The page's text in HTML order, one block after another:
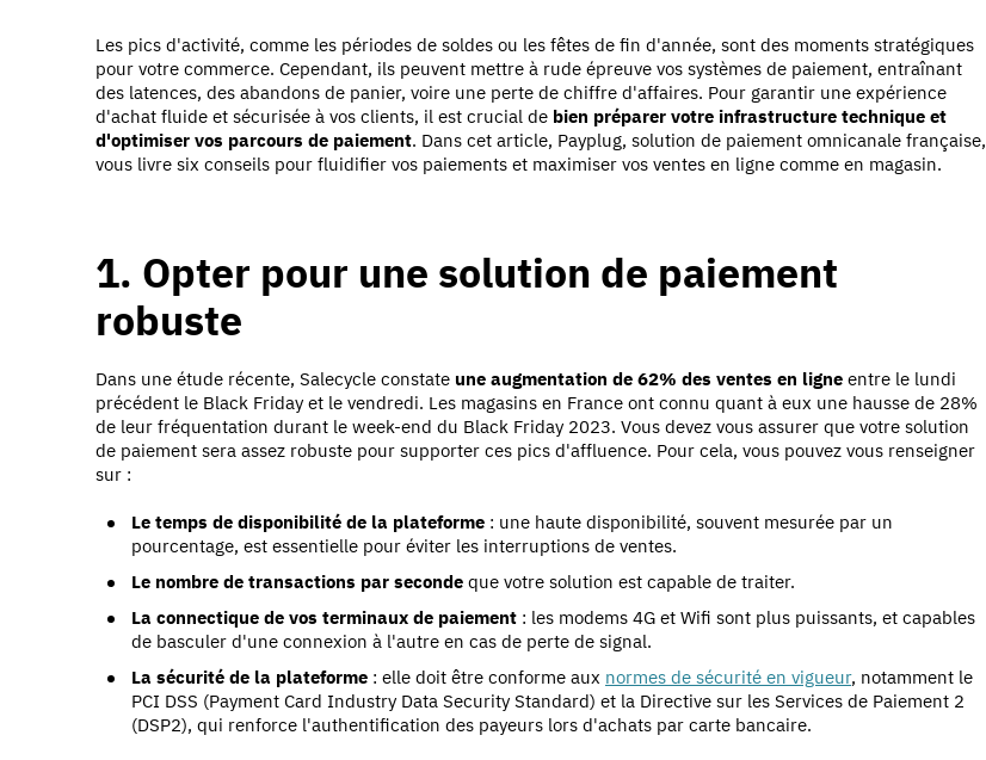
Les pics d'activité, comme les périodes de soldes ou les fêtes de fin d'année, sont des moments stratégiques
pour votre commerce. Cependant, ils peuvent mettre à rude épreuve vos systèmes de paiement, entraînant
des latences, des abandons de panier, voire une perte de chiffre d'affaires. Pour garantir une expérience
d'achat fluide et sécurisée à vos clients, il est crucial de bien préparer votre infrastructure technique et
d'optimiser vos parcours de paiement. Dans cet article, Payplug, solution de paiement omnicanale française,
vous livre six conseils pour fluidifier vos paiements et maximiser vos ventes en ligne comme en magasin.
1. Opter pour une solution de paiement
robuste
Dans une étude récente, Salecycle constate une augmentation de 62% des ventes en ligne entre le lundi
précédent le Black Friday et le vendredi. Les magasins en France ont connu quant à eux une hausse de 28%
de leur fréquentation durant le week-end du Black Friday 2023. Vous devez vous assurer que votre solution
de paiement sera assez robuste pour supporter ces pics d'affluence. Pour cela, vous pouvez vous renseigner
sur :
Le temps de disponibilité de la plateforme : une haute disponibilité, souvent mesurée par un
pourcentage, est essentielle pour éviter les interruptions de ventes.
Le nombre de transactions par seconde que votre solution est capable de traiter.
La connectique de vos terminaux de paiement : les modems 4G et Wifi sont plus puissants, et capables
de basculer d'une connexion à l'autre en cas de perte de signal.
La sécurité de la plateforme : elle doit être conforme aux normes de sécurité en vigueur, notamment le
PCI DSS (Payment Card Industry Data Security Standard) et la Directive sur les Services de Paiement 2
(DSP2), qui renforce l'authentification des payeurs lors d'achats par carte bancaire.